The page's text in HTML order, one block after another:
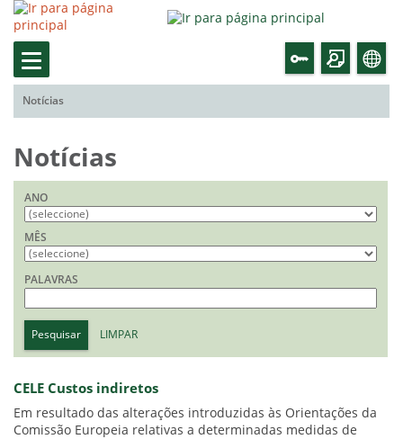
Notícias
Notícias
ANO
MÊS
PALAVRAS
Pesquisar LIMPAR
CELE Custos indiretos
Em resultado das alterações introduzidas às Orientações da
Comissão Europeia relativas a determinadas medidas de